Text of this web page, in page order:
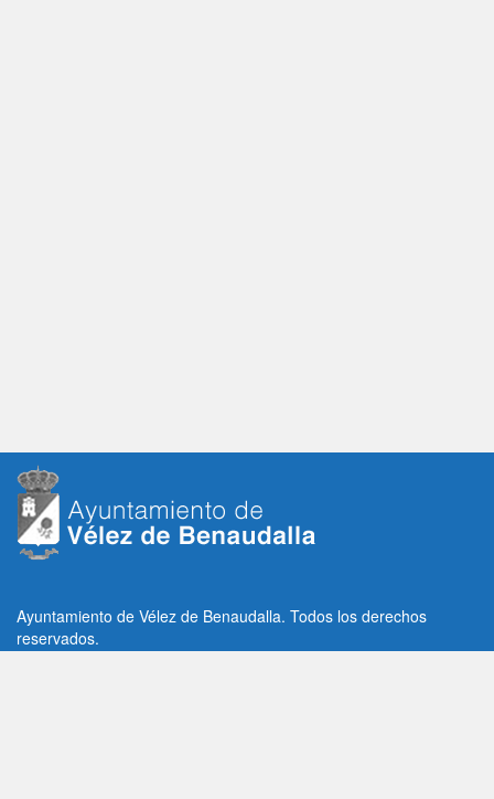
Ayuntamiento de Vélez de Benaudalla. Todos los derechos
reservados.